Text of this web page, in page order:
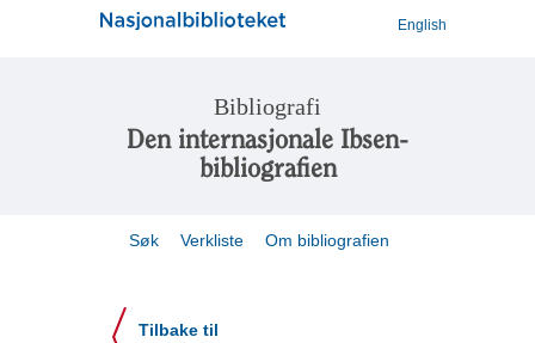
English
Bibliografi
Den internasjonale Ibsen-
bibliografien
Søk Verkliste Om bibliografien
Tilbake til